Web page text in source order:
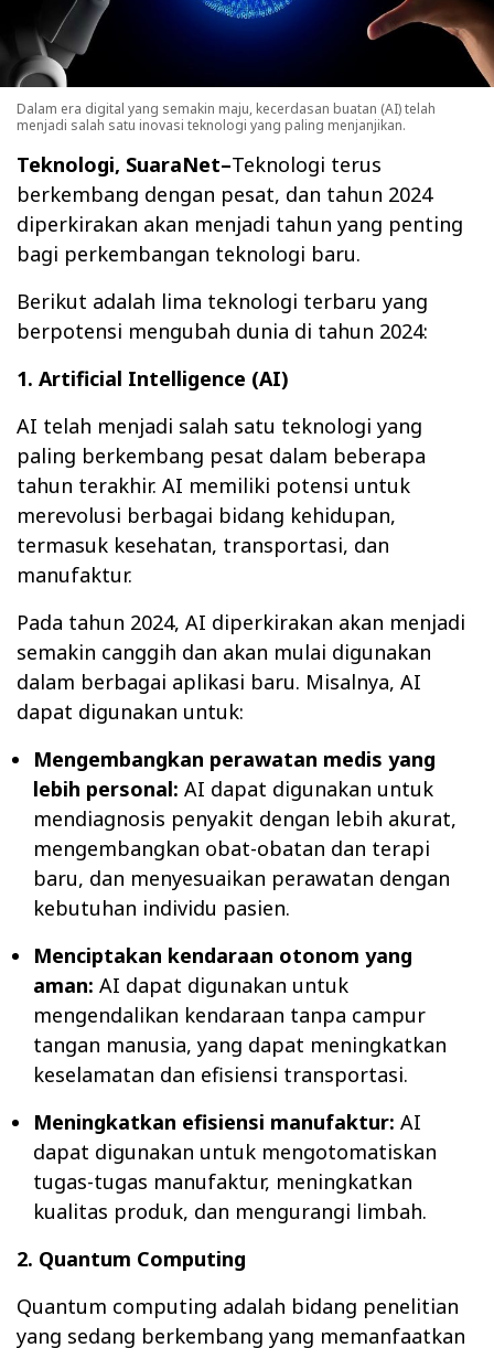
Dalam era digital yang semakin maju, kecerdasan buatan (AI) telah
menjadi salah satu inovasi teknologi yang paling menjanjikan.
Teknologi, SuaraNet–Teknologi terus
berkembang dengan pesat, dan tahun 2024
diperkirakan akan menjadi tahun yang penting
bagi perkembangan teknologi baru.
Berikut adalah lima teknologi terbaru yang
berpotensi mengubah dunia di tahun 2024:
1. Artificial Intelligence (AI)
AI telah menjadi salah satu teknologi yang
paling berkembang pesat dalam beberapa
tahun terakhir. AI memiliki potensi untuk
merevolusi berbagai bidang kehidupan,
termasuk kesehatan, transportasi, dan
manufaktur.
Pada tahun 2024, AI diperkirakan akan menjadi
semakin canggih dan akan mulai digunakan
dalam berbagai aplikasi baru. Misalnya, AI
dapat digunakan untuk:
Mengembangkan perawatan medis yang
lebih personal: AI dapat digunakan untuk
mendiagnosis penyakit dengan lebih akurat,
mengembangkan obat-obatan dan terapi
baru, dan menyesuaikan perawatan dengan
kebutuhan individu pasien.
Menciptakan kendaraan otonom yang
aman: AI dapat digunakan untuk
mengendalikan kendaraan tanpa campur
tangan manusia, yang dapat meningkatkan
keselamatan dan efisiensi transportasi.
Meningkatkan efisiensi manufaktur: AI
dapat digunakan untuk mengotomatiskan
tugas-tugas manufaktur, meningkatkan
kualitas produk, dan mengurangi limbah.
2. Quantum Computing
Quantum computing adalah bidang penelitian
yang sedang berkembang yang memanfaatkan